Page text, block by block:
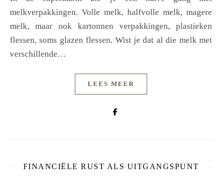
melkverpakkingen. Volle melk, halfvolle melk, magere
melk, maar ook kartonnen verpakkingen, plastieken
flessen, soms glazen flessen. Wist je dat al die melk met
verschillende…
LEES MEER
FINANCIËLE RUST ALS UITGANGSPUNT